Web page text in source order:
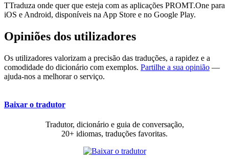
TTraduza onde quer que esteja com as aplicações PROMT.One para
iOS e Android, disponíveis na App Store e no Google Play.
Opiniões dos utilizadores
Os utilizadores valorizam a precisão das traduções, a rapidez e a
comodidade do dicionário com exemplos. Partilhe a sua opinião —
ajuda-nos a melhorar o serviço.
Baixar o tradutor
Tradutor, dicionário e guia de conversação,
20+ idiomas, traduções favoritas.